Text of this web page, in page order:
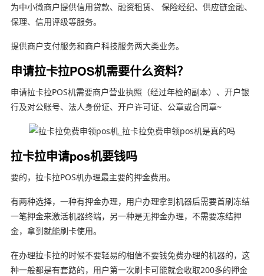
为中小微商户提供信用贷款、融资租赁、 保险经纪、供应链金融、
保理、信用评级等服务。
提供商户支付服务和商户科技服务两大类业务。
申请拉卡拉POS机需要什么资料？
申请拉卡拉POS机需要商户营业执照（经过年检的副本）、开户银
行及对公账号、法人身份证、开户许可证、公章或合同章~
拉卡拉申请pos机要钱吗
要的，拉卡拉POS机办理最主要的押金费用。
有两种选择，一种有押金办理，用户办理拿到机器后需要首刷冻结
一笔押金来激活机器终端，另一种是无押金办理，不需要冻结押
金，拿到就能刷卡使用。
在办理拉卡拉的时候不要轻易的相信不要钱免费办理的机器的，这
种一般都是有套路的，用户第一次刷卡可能就会收取200多的押金